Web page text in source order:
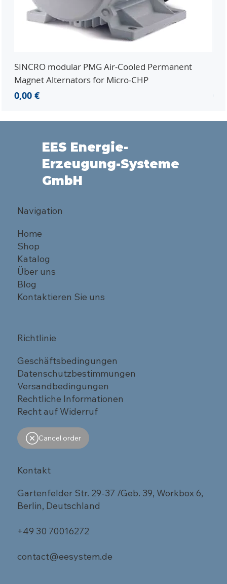
SINCRO modular PMG Air-Cooled Permanent
Magnet Alternators for Micro-CHP
Preis
0,00 €
EES Energie-
Erzeugung-Systeme
GmbH
Navigation
Home
Shop
Katalog
Über uns
Blog
Kontaktieren Sie uns
Richtlinie
Geschäftsbedingungen
Datenschutzbestimmungen
Versandbedingungen
Rechtliche Informationen
Recht auf Widerruf
Cancel order
Kontakt
Gartenfelder Str. 29-37 /Geb. 39, Workbox 6,
Berlin, Deutschland
+49 30 70016272
contact@eesystem.de